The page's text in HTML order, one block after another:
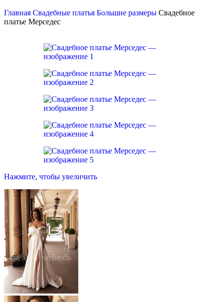
Главная Свадебные платья Большие размеры Свадебное
платье Мерседес
Нажмите, чтобы увеличить